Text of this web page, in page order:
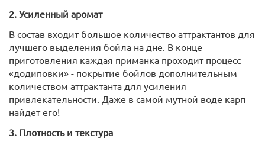
2. Усиленный аромат
В состав входит большое количество аттрактантов для
лучшего выделения бойла на дне. В конце
приготовления каждая приманка проходит процесс
«додиповки» - покрытие бойлов дополнительным
количеством аттрактанта для усиления
привлекательности. Даже в самой мутной воде карп
найдет его!
3. Плотность и текстура